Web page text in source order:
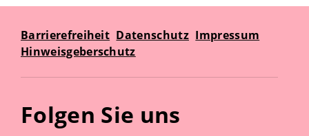
Barrierefreiheit Datenschutz Impressum
Hinweisgeberschutz
Folgen Sie uns